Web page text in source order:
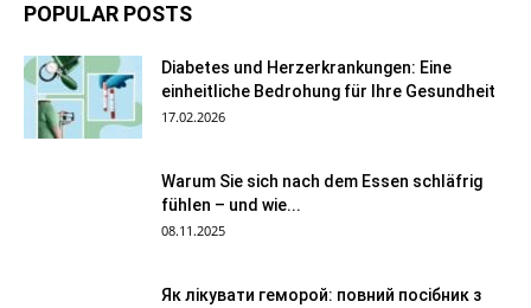
POPULAR POSTS
Diabetes und Herzerkrankungen: Eine
einheitliche Bedrohung für Ihre Gesundheit
17.02.2026
Warum Sie sich nach dem Essen schläfrig
fühlen – und wie...
08.11.2025
Як лікувати геморой: повний посібник з